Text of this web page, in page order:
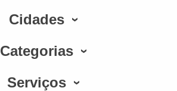
Cidades
Categorias
Serviços